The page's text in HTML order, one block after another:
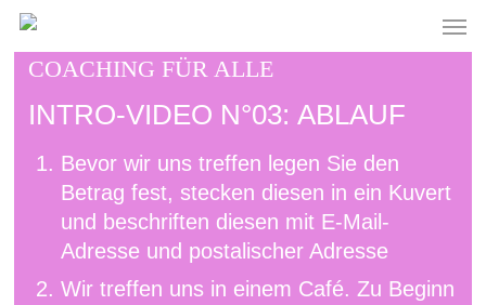
Skip
main
contentCOACHING FÜR ALLE
INTRO-VIDEO N°03: ABLAUF
Bevor wir uns treffen legen Sie den
Betrag fest, stecken diesen in ein Kuvert
und beschriften diesen mit E-Mail-
Adresse und postalischer Adresse
Wir treffen uns in einem Café. Zu Beginn